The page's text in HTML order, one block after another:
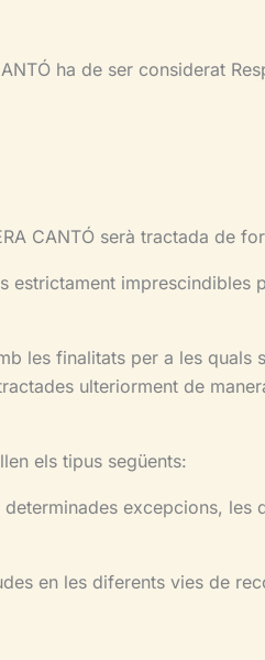
ha de ser considerat
CANTÓ serà tractada de
estrictament
les finalitats per a les
ulteriorment de
els tipus següents:
excepcions,
en les diferents vies de